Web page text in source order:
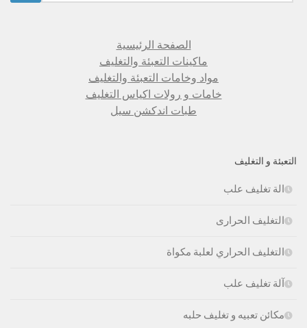
الصفحة الرئيسية
ماكينات التعبئة والتغليف
مواد وخامات التعبئة والتغليف
خامات و رولات اكياس التغليف
طبات اندكشن سيل
التعبئة و التغليف
الة تغليف علب
التغليف الحرارى
التغليف الحراري لعلبة مكواة
آلة تغليف علب
مكائن تعبيه و تغليف حلبه